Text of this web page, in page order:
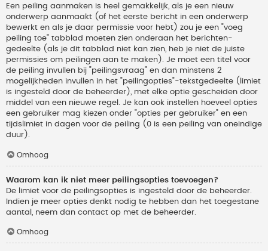
Een peiling aanmaken is heel gemakkelijk, als je een nieuw
onderwerp aanmaakt (of het eerste bericht in een onderwerp
bewerkt en als je daar permissie voor hebt) zou je een "voeg
peiling toe" tabblad moeten zien onderaan het berichten-
gedeelte (als je dit tabblad niet kan zien, heb je niet de juiste
permissies om peilingen aan te maken). Je moet een titel voor
de peiling invullen bij "peilingsvraag" en dan minstens 2
mogelijkheden invullen in het "peilingopties"-tekstgedeelte (limiet
is ingesteld door de beheerder), met elke optie gescheiden door
middel van een nieuwe regel. Je kan ook instellen hoeveel opties
een gebruiker mag kiezen onder "opties per gebruiker" en een
tijdslimiet in dagen voor de peiling (0 is een peiling van oneindige
duur).
Omhoog
Waarom kan ik niet meer peilingsopties toevoegen?
De limiet voor de peilingsopties is ingesteld door de beheerder.
Indien je meer opties denkt nodig te hebben dan het toegestane
aantal, neem dan contact op met de beheerder.
Omhoog